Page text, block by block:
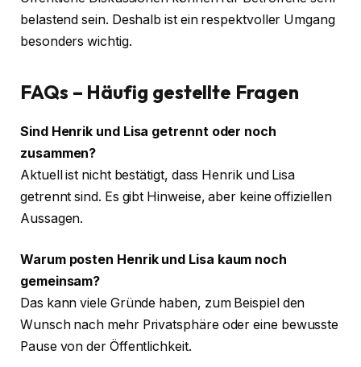
belastend sein. Deshalb ist ein respektvoller Umgang
besonders wichtig.
FAQs – Häufig gestellte Fragen
Sind Henrik und Lisa getrennt oder noch
zusammen?
Aktuell ist nicht bestätigt, dass Henrik und Lisa
getrennt sind. Es gibt Hinweise, aber keine offiziellen
Aussagen.
Warum posten Henrik und Lisa kaum noch
gemeinsam?
Das kann viele Gründe haben, zum Beispiel den
Wunsch nach mehr Privatsphäre oder eine bewusste
Pause von der Öffentlichkeit.